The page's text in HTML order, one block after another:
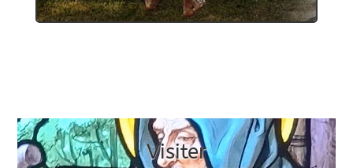
Visiter